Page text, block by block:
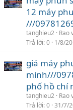
12 máy
///
tanghieu2 Rao
Trả lời 0 1/8/
giá máy
minh///
phố hồ chí
tanghieu2 Rao
Trả lời 0 31/7/